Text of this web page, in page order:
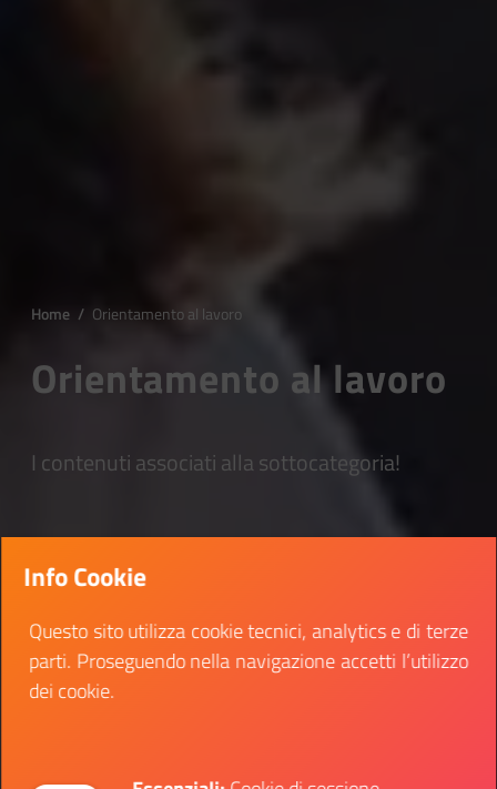
Home / Orientamento al lavoro
Orientamento al lavoro
I contenuti associati alla sottocategoria!
Info Cookie
Questo sito utilizza cookie tecnici, analytics e di terze
parti. Proseguendo nella navigazione accetti l’utilizzo
dei cookie.